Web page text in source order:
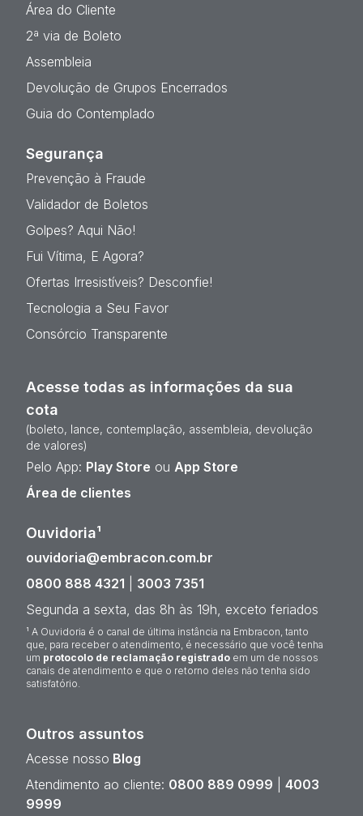
Área do Cliente
2ª via de Boleto
Assembleia
Devolução de Grupos Encerrados
Guia do Contemplado
Segurança
Prevenção à Fraude
Validador de Boletos
Golpes? Aqui Não!
Fui Vítima, E Agora?
Ofertas Irresistíveis? Desconfie!
Tecnologia a Seu Favor
Consórcio Transparente
Acesse todas as informações da sua
cota
(boleto, lance, contemplação, assembleia, devolução
de valores)
Pelo App: Play Store ou App Store
Área de clientes
Ouvidoria¹
ouvidoria@embracon.com.br
0800 888 4321
3003 7351
Segunda a sexta, das 8h às 19h, exceto feriados
¹ A Ouvidoria é o canal de última instância na Embracon, tanto
que, para receber o atendimento, é necessário que você tenha
um protocolo de reclamação registrado em um de nossos
canais de atendimento e que o retorno deles não tenha sido
satisfatório.
Outros assuntos
Acesse nosso Blog
Atendimento ao cliente: 0800 889 0999
4003
9999